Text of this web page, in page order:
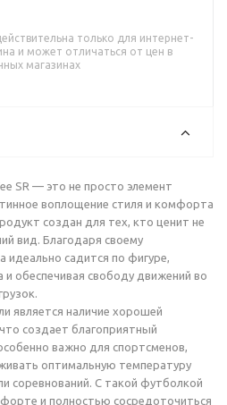
только для интернет-
и может отличаться от цен в
магазинах
SR — это не просто элемент
воплощение стиля и комфорта
создан для тех, кто ценит не
вид. Благодаря своему
садится по фигуре,
обеспечивая свободу движений во
является наличие хорошей
создает благоприятный
важно для спортсменов,
оптимальную температуру
соревнований. С такой футболкой
и полностью сосредоточиться